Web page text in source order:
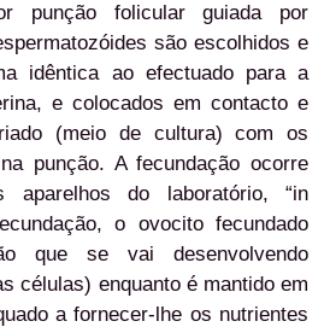
punção folicular guiada por
são escolhidos e
idêntica ao efectuado para a
e colocados em contacto e
(meio de cultura) com os
punção. A fecundação ocorre
aparelhos do laboratório, “in
o ovocito fecundado
que se vai desenvolvendo
células) enquanto é mantido em
a fornecer-lhe os nutrientes